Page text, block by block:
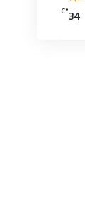
34
°C